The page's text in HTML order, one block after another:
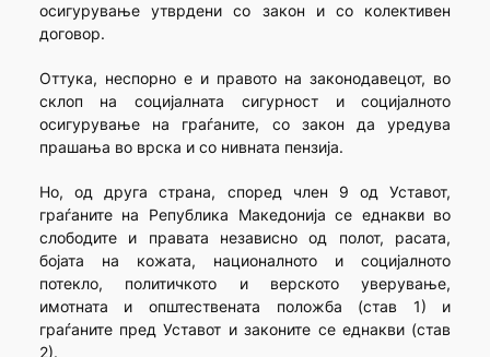
осигурување утврдени со закон и со колективен
договор.
Оттука, неспорно е и правото на законодавецот, во
склоп на социјалната сигурност и социјалното
осигурување на граѓаните, со закон да уредува
прашања во врска и со нивната пензија.
Но, од друга страна, според член 9 од Уставот,
граѓаните на Република Македонија се еднакви во
слободите и правата независно од полот, расата,
бојата на кожата, националното и социјалното
потекло, политичкото и верското уверување,
имотната и општествената положба (став 1) и
граѓаните пред Уставот и законите се еднакви (став
2).